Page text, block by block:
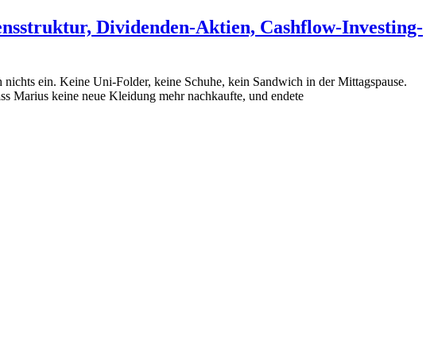
Dividenden-Aktien, Cashflow-Investing-
ein. Keine Uni-Folder, keine Schuhe, kein Sandwich in der Mittagspause.
Marius keine neue Kleidung mehr nachkaufte, und endete